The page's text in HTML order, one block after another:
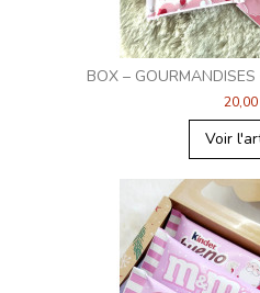
BOX –
20,00
Voir